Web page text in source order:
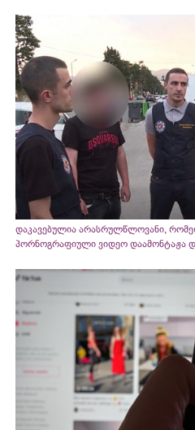
დაკავებულია არასრულწლოვანი,
პორნოგრაფიული ვიდეო დაამონტაჟა